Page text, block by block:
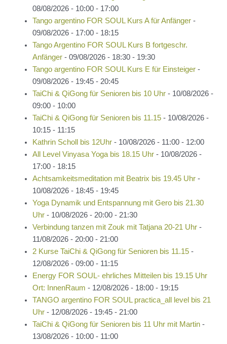
08/08/2026 - 10:00 - 17:00
Tango argentino FOR SOUL Kurs A für Anfänger-
09/08/2026 - 17:00 - 18:15
Tango Argentino FOR SOUL Kurs B fortgeschr.
Anfänger- 09/08/2026 - 18:30 - 19:30
Tango argentino FOR SOUL Kurs E für Einsteiger-
09/08/2026 - 19:45 - 20:45
TaiChi & QiGong für Senioren bis 10 Uhr- 10/08/2026 -
09:00 - 10:00
TaiChi & QiGong für Senioren bis 11.15- 10/08/2026 -
10:15 - 11:15
Kathrin Scholl bis 12Uhr- 10/08/2026 - 11:00 - 12:00
All Level Vinyasa Yoga bis 18.15 Uhr- 10/08/2026 -
17:00 - 18:15
Achtsamkeitsmeditation mit Beatrix bis 19.45 Uhr-
10/08/2026 - 18:45 - 19:45
Yoga Dynamik und Entspannung mit Gero bis 21.30
Uhr- 10/08/2026 - 20:00 - 21:30
Verbindung tanzen mit Zouk mit Tatjana 20-21 Uhr-
11/08/2026 - 20:00 - 21:00
2 Kurse TaiChi & QiGong für Senioren bis 11.15-
12/08/2026 - 09:00 - 11:15
Energy FOR SOUL- ehrliches Mitteilen bis 19.15 Uhr
Ort: InnenRaum - 12/08/2026 - 18:00 - 19:15
TANGO argentino FOR SOUL practica_all level bis 21
Uhr- 12/08/2026 - 19:45 - 21:00
TaiChi & QiGong für Senioren bis 11 Uhr mit Martin-
13/08/2026 - 10:00 - 11:00